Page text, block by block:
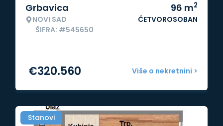
Grbavica
NOVI SAD
ŠIFRA: #545650
96 m2
ČETVOROSOBAN
Više o nekretnini >
€320.560
Stanovi